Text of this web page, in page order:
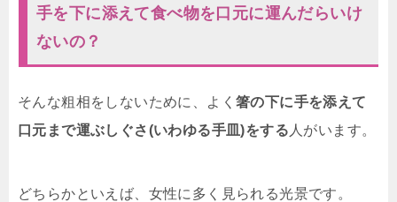
手を下に添えて食べ物を口元に運んだらいけ
ないの？
そんな粗相をしないために、よく 箸の下に手を添えて
口元まで運ぶしぐさ(いわゆる手皿)をする 人がいます。
どちらかといえば、女性に多く見られる光景です。